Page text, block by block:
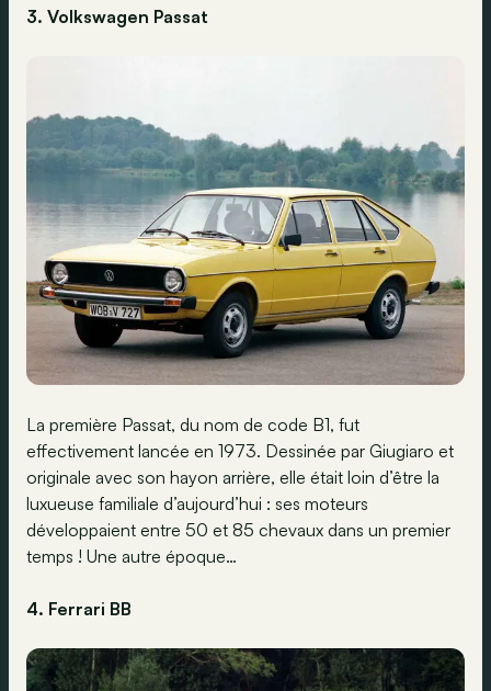
3. Volkswagen Passat
La première Passat, du nom de code B1, fut
effectivement lancée en 1973. Dessinée par Giugiaro et
originale avec son hayon arrière, elle était loin d’être la
luxueuse familiale d’aujourd’hui : ses moteurs
développaient entre 50 et 85 chevaux dans un premier
temps ! Une autre époque…
4. Ferrari BB